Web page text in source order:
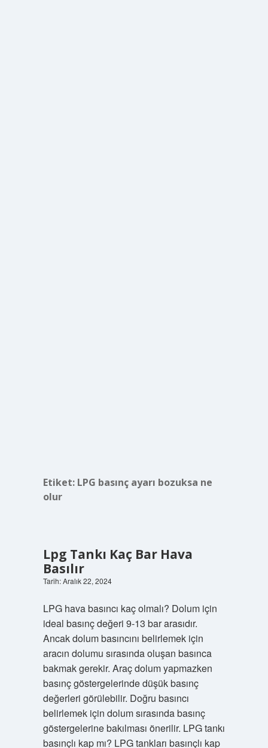
Etiket: LPG basınç ayarı bozuksa ne
olur
Lpg Tankı Kaç Bar Hava
Basılır
Tarih: Aralık 22, 2024
LPG hava basıncı kaç olmalı? Dolum için
ideal basınç değeri 9-13 bar arasıdır.
Ancak dolum basıncını belirlemek için
aracın dolumu sırasında oluşan basınca
bakmak gerekir. Araç dolum yapmazken
basınç göstergelerinde düşük basınç
değerleri görülebilir. Doğru basıncı
belirlemek için dolum sırasında basınç
göstergelerine bakılması önerilir. LPG tankı
basınçlı kap mı? LPG tankları basınçlı kap